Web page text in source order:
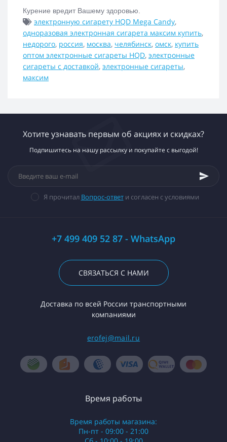
Курение вредит Вашему здоровью.
электронную сигарету HQD Mega Candy,
одноразовая электронная сигарета максим купить,
недорого, россия, москва, челябинск, омск, купить
оптом электронные сигареты HQD, электронные
сигареты с доставкой, электронные сигареты,
максим
Хотите узнавать первым об акциях и скидках?
Подпишитесь на нашу рассылку и покупайте с выгодой!
Я прочитал Вопрос-ответи согласен с условиями
+7 499 409 52 87 - WhatsApp
СВЯЗАТЬСЯ С НАМИ
Доставка по всей России транспортными
компаниями
erofej@mail.ru
Время работы
Время работы магазина:
Пн-пт - 09:00 - 21:00